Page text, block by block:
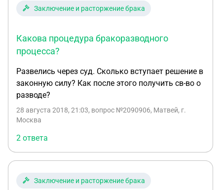
Заключение и расторжение брака
Какова процедура бракоразводного
процесса?
Развелись через суд. Сколько вступает решение в
законную силу? Как после этого получить св-во о
разводе?
28 августа 2018, 21:03, вопрос №2090906, Матвей, г.
Москва
2 ответа
Заключение и расторжение брака